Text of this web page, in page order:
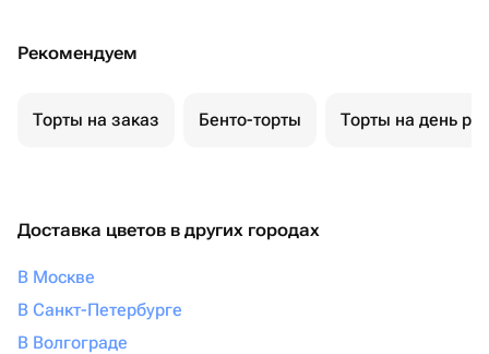
Рекомендуем
Торты на заказ Бенто-торты Торты на день
Доставка цветов в других городах
В Москве
В Санкт-Петербурге
В Волгограде